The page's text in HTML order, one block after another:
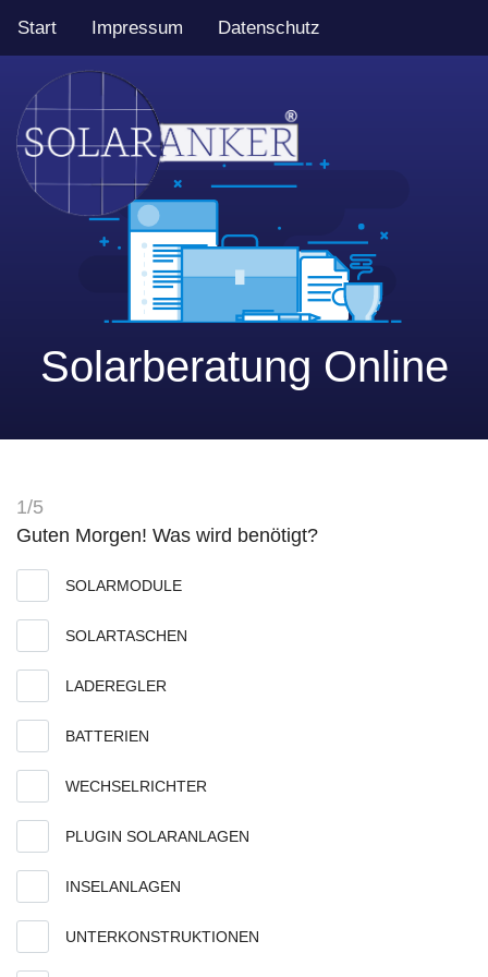
Start Impressum Datenschutz
Solarberatung Online
1/5
Guten Morgen! Was wird benötigt?
SOLARMODULE
SOLARTASCHEN
LADEREGLER
BATTERIEN
WECHSELRICHTER
PLUGIN SOLARANLAGEN
INSELANLAGEN
UNTERKONSTRUKTIONEN